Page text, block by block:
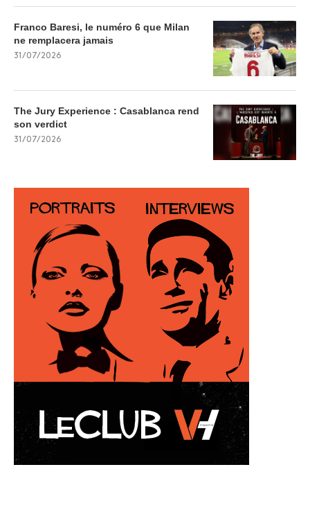
Franco Baresi, le numéro 6 que Milan
ne remplacera jamais
31/07/2026
The Jury Experience : Casablanca rend
son verdict
31/07/2026